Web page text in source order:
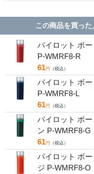
この商品を買っ
パイロット ボ
P-WMRF8-R
61円 （税込）
パイロット ボ
P-WMRF8-L
61円 （税込）
パイロット ボ
ン P-WMRF8-G
61円 （税込）
パイロット ボ
ジ P-WMRF8-O